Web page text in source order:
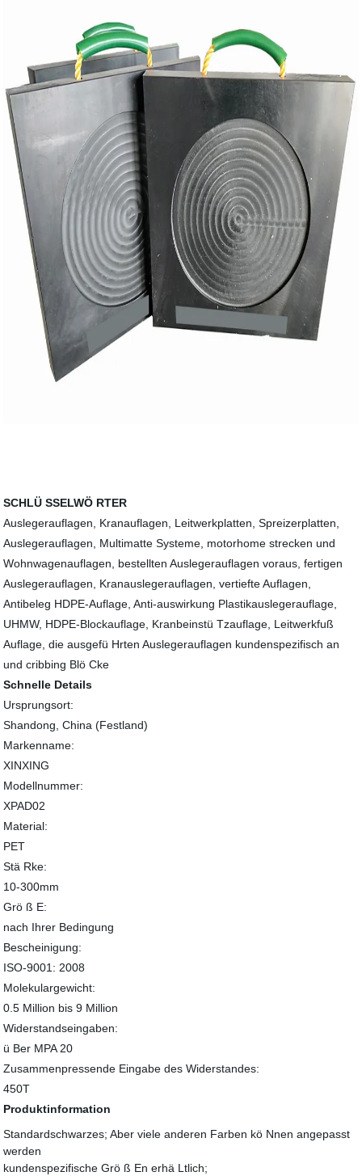
SCHLÜ SSELWÖ RTER
Auslegerauflagen, Kranauflagen, Leitwerkplatten, Spreizerplatten,
Auslegerauflagen, Multimatte Systeme, motorhome strecken und
Wohnwagenauflagen, bestellten Auslegerauflagen voraus, fertigen
Auslegerauflagen, Kranauslegerauflagen, vertiefte Auflagen,
Antibeleg HDPE-Auflage, Anti-auswirkung Plastikauslegerauflage,
UHMW, HDPE-Blockauflage, Kranbeinstü Tzauflage, Leitwerkfuß
Auflage, die ausgefü Hrten Auslegerauflagen kundenspezifisch an
und cribbing Blö Cke
Schnelle Details
Ursprungsort:
Shandong, China (Festland)
Markenname:
XINXING
Modellnummer:
XPAD02
Material:
PET
Stä Rke:
10-300mm
Grö ß E:
nach Ihrer Bedingung
Bescheinigung:
ISO-9001: 2008
Molekulargewicht:
0.5 Million bis 9 Million
Widerstandseingaben:
ü Ber MPA 20
Zusammenpressende Eingabe des Widerstandes:
450T
Produktinformation
Standardschwarzes; Aber viele anderen Farben kö Nnen angepasst
werden
kundenspezifische Grö ß En erhä Ltlich;